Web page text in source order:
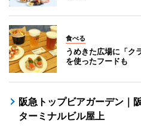
食べる
うめきた広場に「ク
を使ったフードも
阪急トップビアガーデン｜
ターミナルビル屋上